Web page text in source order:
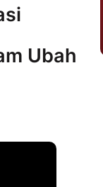
Ubah